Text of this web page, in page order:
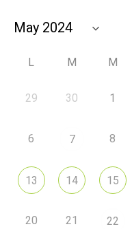
L M M
29 30 1
6 7 8
13 14 15
20 21 22